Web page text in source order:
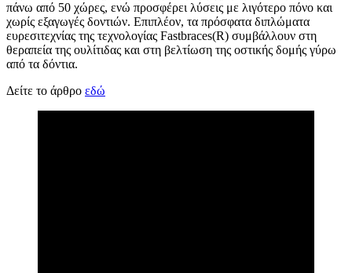
πάνω από 50 χώρες, ενώ προσφέρει λύσεις με λιγότερο πόνο και
χωρίς εξαγωγές δοντιών. Επιπλέον, τα πρόσφατα διπλώματα
ευρεσιτεχνίας της τεχνολογίας Fastbraces(R) συμβάλλουν στη
θεραπεία της ουλίτιδας και στη βελτίωση της οστικής δομής γύρω
από τα δόντια.
Δείτε το άρθρο εδώ